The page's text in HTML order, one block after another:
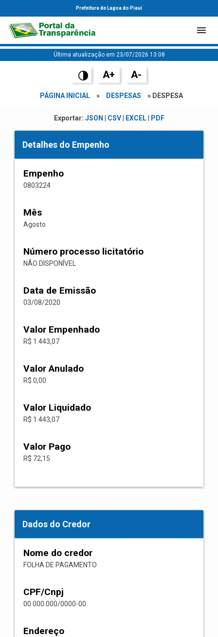
Prefeitura de Lagoa do Piauí
Última atualização em 23/07/2026 13:08
A+ A-
PÁGINA INICIAL » DESPESAS » DESPESA
Exportar: JSON CSV| EXCEL| PDF
Detalhes do Empenho
Empenho
0803224
Mês
Agosto
Número processo licitatório
NÃO DISPONÍVEL
Data de Emissão
03/08/2020
Valor Empenhado
R$ 1.443,07
Valor Anulado
R$ 0,00
Valor Liquidado
R$ 1.443,07
Valor Pago
R$ 72,15
Dados do Credor
Nome do credor
FOLHA DE PAGAMENTO
CPF/Cnpj
00.000.000/0000-00
Endereço